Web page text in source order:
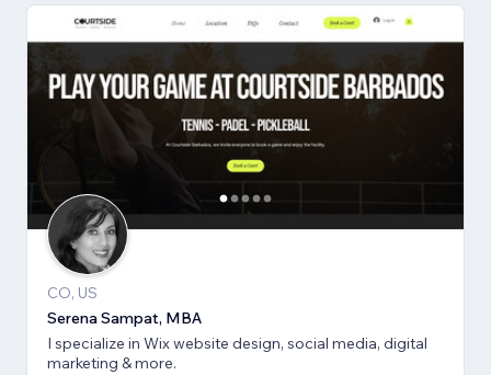
CO, US
Serena Sampat, MBA
I specialize in Wix website design, social media, digital
marketing & more.